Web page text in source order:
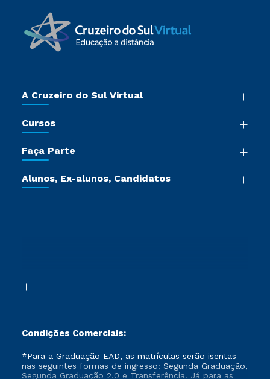
A Cruzeiro do Sul Virtual
Sala de Imprensa
Certificadoras
Jornada do Aluno
Cursos
Pós-graduação
Cursos Livres
Faça Parte
Vestibular Redação
Formação Pedagógica - R2
Alunos, Ex-alunos, Candidatos
Condições Comerciais:
*Para a Graduação EAD, as matrículas serão isentas
nas seguintes formas de ingresso: Segunda Graduação,
Segunda Graduação 2.0 e Transferência. Já para as